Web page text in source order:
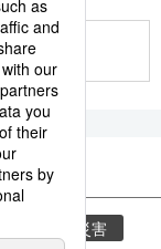
気象・災害